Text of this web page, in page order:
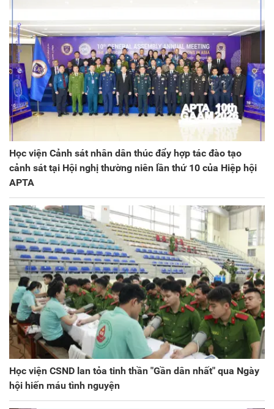
Học viện Cảnh sát nhân dân thúc đẩy hợp tác đào tạo
cảnh sát tại Hội nghị thường niên lần thứ 10 của Hiệp hội
APTA
Học viện CSND lan tỏa tinh thần "Gần dân nhất" qua Ngày
hội hiến máu tình nguyện